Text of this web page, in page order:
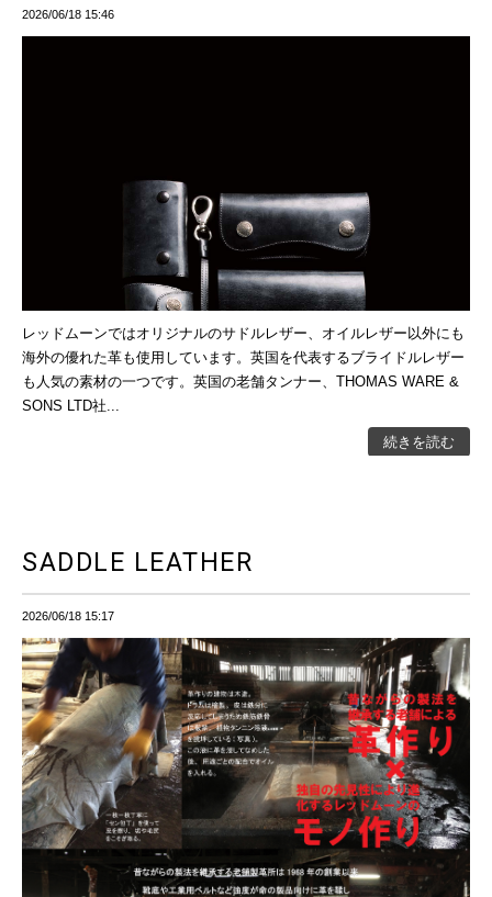
2026/06/18 15:46
レッドムーンではオリジナルのサドルレザー、オイルレザー以外にも
海外の優れた革も使用しています。英国を代表するブライドルレザー
も人気の素材の一つです。英国の老舗タンナー、THOMAS WARE &
SONS LTD社...
続きを読む
SADDLE LEATHER
2026/06/18 15:17